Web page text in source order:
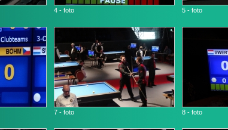
4 - foto 5 - foto
7 - foto 8 - foto